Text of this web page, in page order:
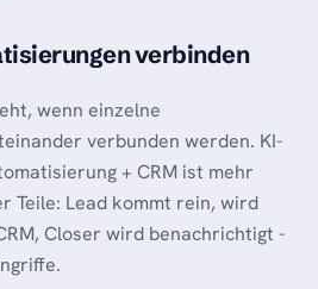
verbinden
wenn einzelne
verbunden werden. KI-
+ CRM ist mehr
Teile: Lead kommt rein, wird
Closer wird benachrichtigt -